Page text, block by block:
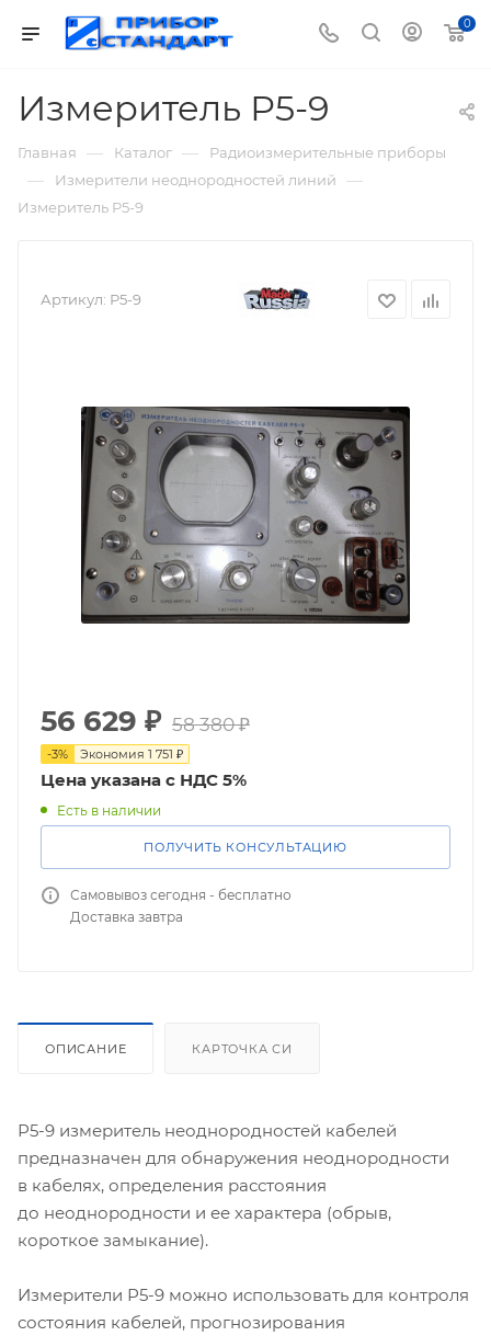
0
Измеритель Р5-9
Главная — Каталог — Радиоизмерительные приборы
— Измерители неоднородностей линий —
Измеритель Р5-9
Артикул: Р5-9
56 629 ₽ 58 380₽
-3% Экономия 1 751 ₽
Цена указана с НДС 5%
Есть в наличии
ПОЛУЧИТЬ КОНСУЛЬТАЦИЮ
Самовывоз сегодня - бесплатно
Доставка завтра
ОПИСАНИЕ КАРТОЧКА СИ
Р5-9 измеритель неоднородностей кабелей
предназначен для обнаружения неоднородности
в кабелях, определения расстояния
до неоднородности и ее характера (обрыв,
короткое замыкание).
Измерители Р5-9 можно использовать для контроля
состояния кабелей, прогнозирования